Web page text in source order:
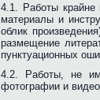
4.1. Работы крайне
материалы и
облик
размещение
пунктуационных
4.2. Работы, не
фотографии и